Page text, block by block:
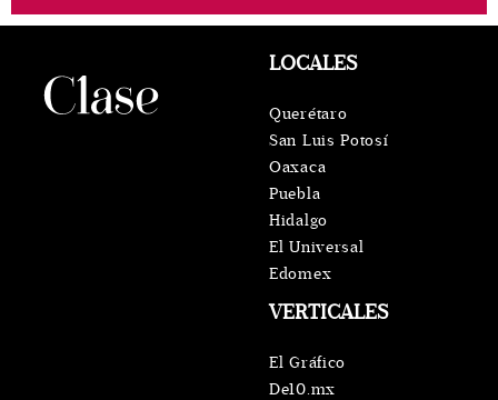
VERTICALES
El Gráfico
De10.mx
LOCALES
Querétaro
San Luis Potosí
Oaxaca
Puebla
Hidalgo
El Universal
Edomex